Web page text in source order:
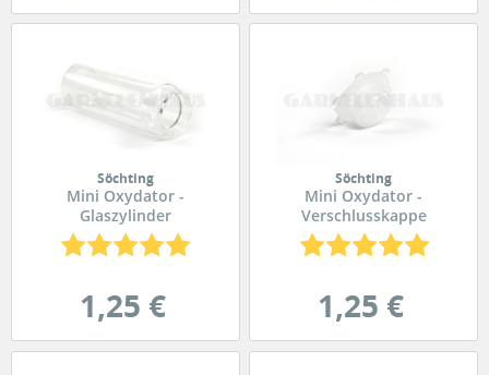
Söchting
Mini Oxydator -
Glaszylinder
1,25 €
Söchting
Mini Oxydator -
Verschlusskappe
1,25 €